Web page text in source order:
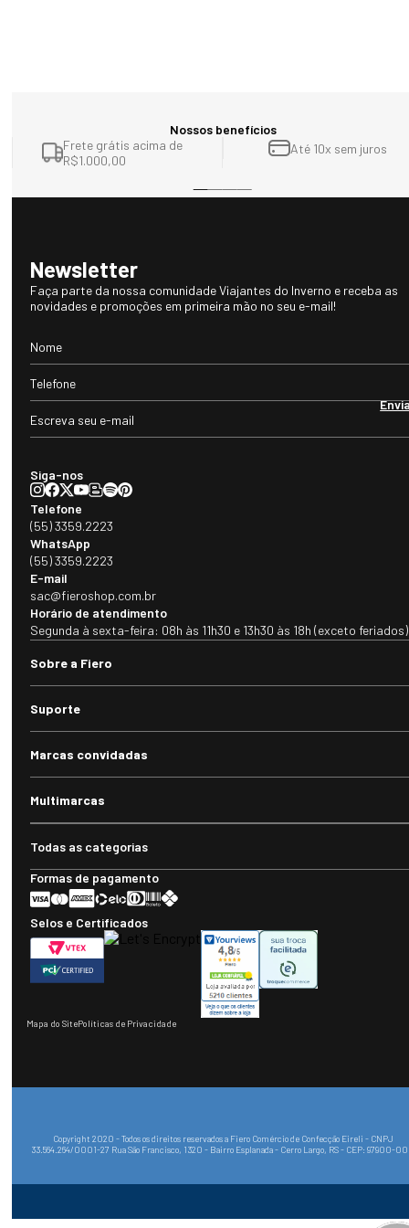
Nossos benefícios
Frete grátis acima de
R$1.000,00
Até 10x sem juros
Newsletter
Faça parte da nossa comunidade Viajantes do Inverno e receba as
novidades e promoções em primeira mão no seu e-mail!
Siga-nos
Telefone
(55) 3359.2223
WhatsApp
(55) 3359.2223
E-mail
sac@fieroshop.com.br
Horário de atendimento
Segunda à sexta-feira: 08h às 11h30 e 13h30 às 18h (exceto feriados)
Sobre a Fiero
Suporte
Marcas convidadas
Multimarcas
Todas as categorias
Formas de pagamento
Selos e Certificados
Mapa do SitePolíticas de Privacidade
Copyright 2020 - Todos os direitos reservados a Fiero Comércio de Confecção Eireli - CNPJ
33.564.264/0001-27 Rua São Francisco, 1320 - Bairro Esplanada - Cerro Largo, RS - CEP: 97900-